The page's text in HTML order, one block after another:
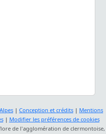
| Conception et crédits | Mentions
| Modifier les préférences de cookies
de l'agglomération de clermontoise,